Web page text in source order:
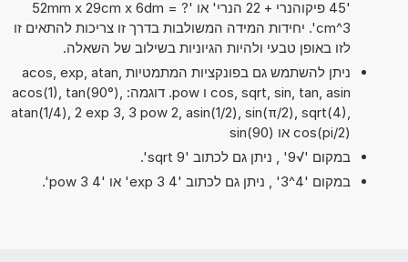
'45 פיקוהנרי + 22 הנרי' או '52mm x 29cm x 6dm = ?
cm^3'. יחידות המידה המשולבות בדרך זו צריכות להתאים זו
לזו באופן טבעי ולהיות הגיוניות בשילוב של השאלה.
ניתן להשתמש גם בפונקציות המתמטיות acos, exp, atan,
cos, sqrt, sin, tan, asin ו pow. דוגמה: acos(1), tan(90°),
atan(1/4), 2 exp 3, 3 pow 2, asin(1/2), sin(π/2), sqrt(4),
cos(pi/2) או sin(90)
במקום '√9' , ניתן גם לכתוב 'sqrt 9'.
במקום '4^3' , ניתן גם לכתוב '4 exp 3' או '4 pow 3'.